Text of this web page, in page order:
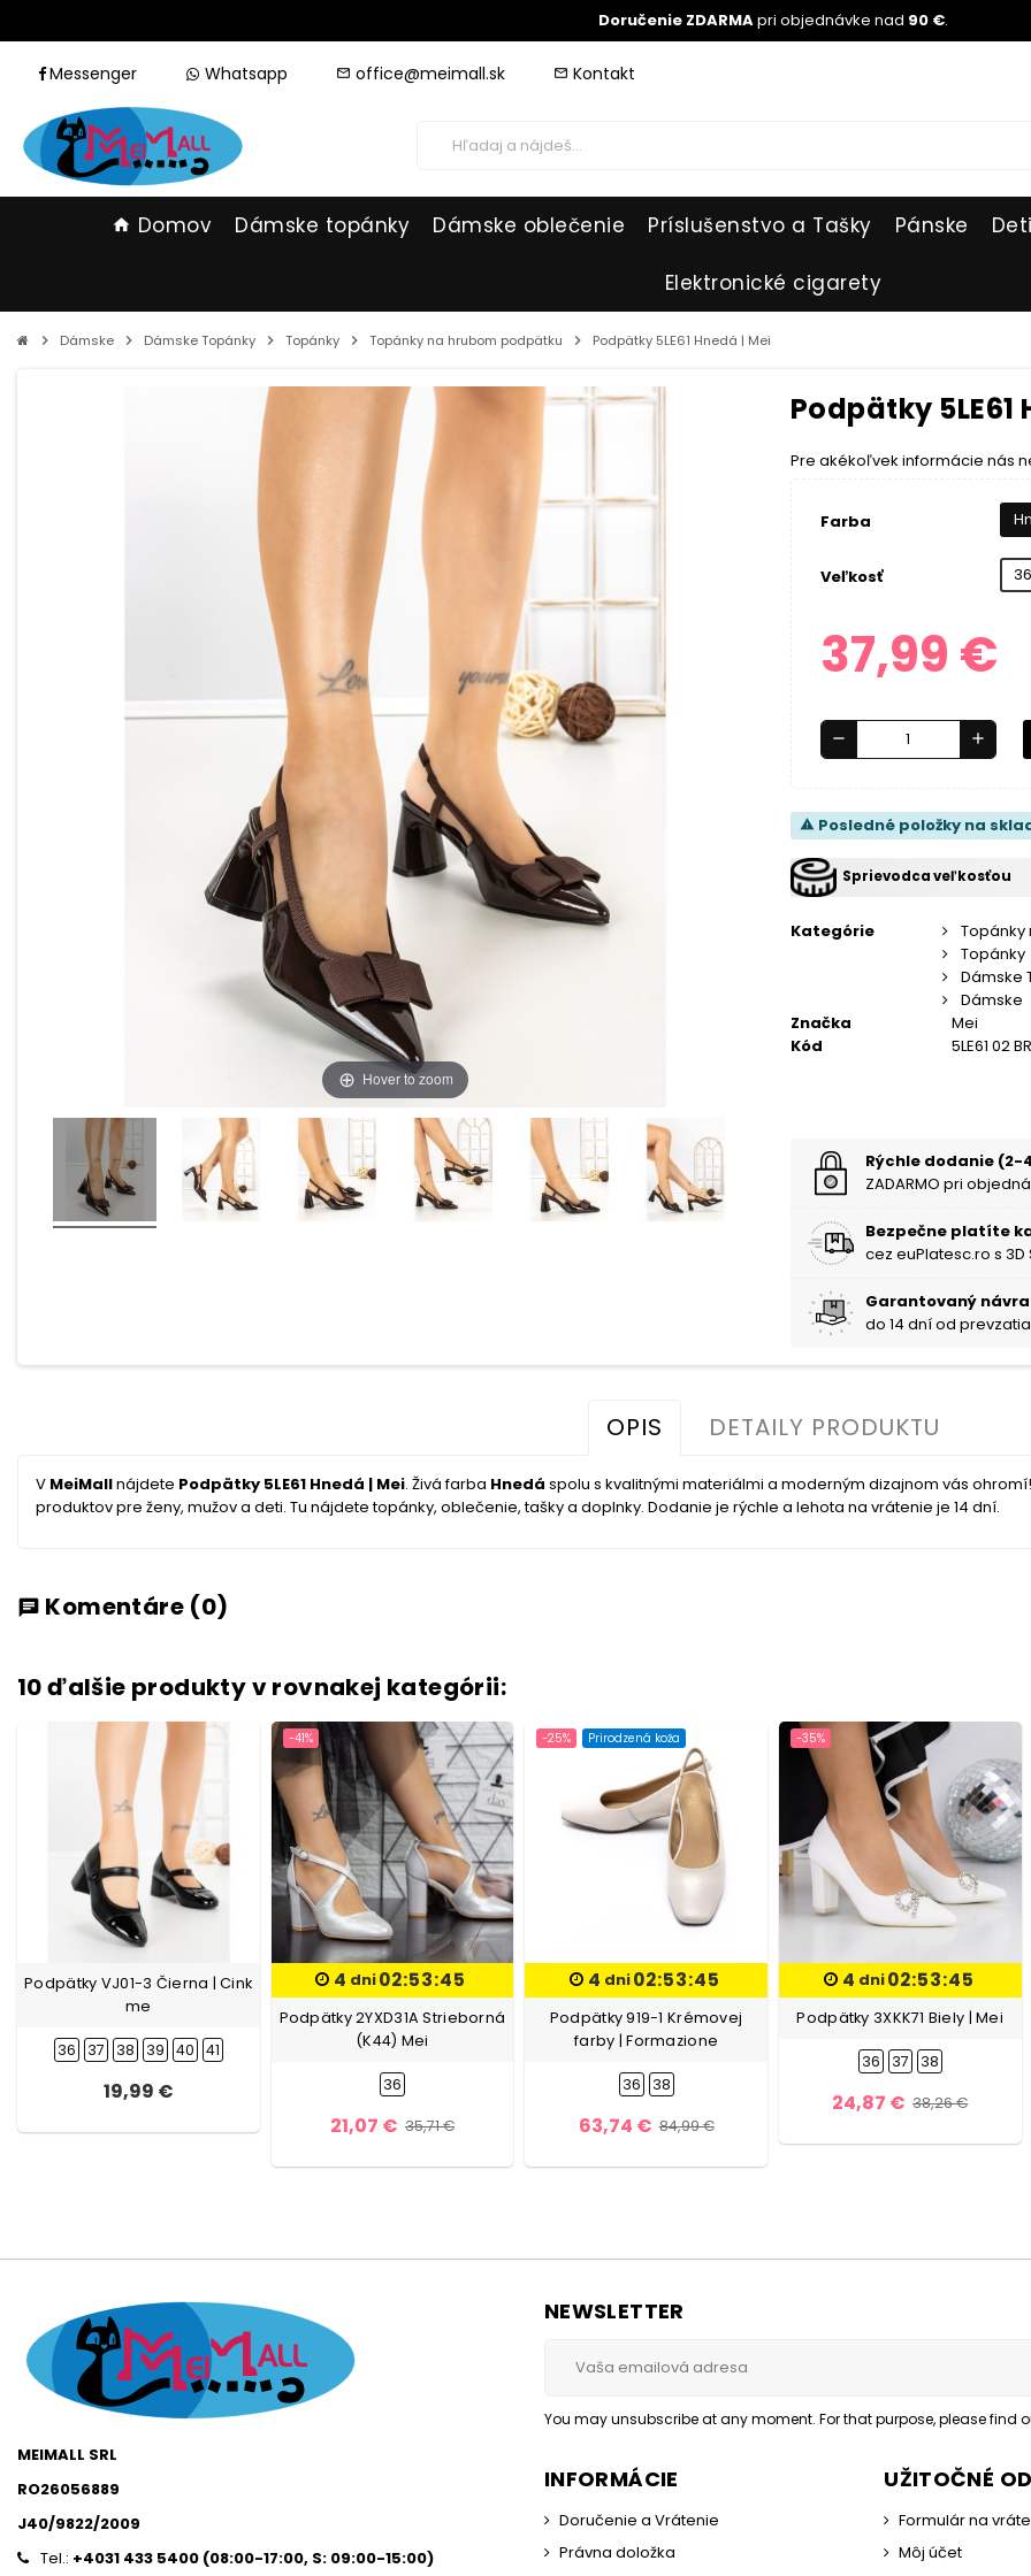
Doručenie ZDARMApri objednávke nad 90 €.
Messenger Whatsapp mail_outline office@meimall.sk mail_outline Kontakt
home Domov Dámske topánky Dámske oblečenie Príslušenstvo a Tašky Pánske Deti
Elektronické cigarety
chevron_right Dámske chevron_right Dámske Topánky chevron_right Topánky chevron_right Topánky na hrubom podpätku chevron_right Podpätky 5LE61 Hnedá | Mei
Hover to zoom
Podpätky 5LE61
Pre akékoľvek informácie nás
Farba
Veľkosť 36
37,99 €
remove add
warning Posledné položky na
Sprievodca veľkosťou
Kategórie
Topánky
Dámske
Dámske
Značka
Mei
Kód
5LE61 02
Rýchle dodanie (2-
ZADARMO pri
Bezpečne platíte
cez euPlatesc.ro s 3D
Garantovaný
do 14 dní od
OPIS DETAILY PRODUKTU
V MeiMallnájdete Podpätky 5LE61 Hnedá | Mei. Živá farba Hnedá spolu s kvalitnými materiálmi a moderným dizajnom vás ohromí!
produktov pre ženy, mužov a deti. Tu nájdete topánky, oblečenie, tašky a doplnky. Dodanie je rýchle a lehota na vrátenie je 14 dní.
chat Komentáre (0)
10 ďalšie produkty v rovnakej kategórii:
Podpätky VJ01-3 Čierna | Cink
me
36 37 38 39 40 41
19,99 €
-41%
4 dni02:53:45
Podpätky 2YXD31A Strieborná
(K44) Mei
36
21,07 € 35,71 €
-25% Prirodzená koža
4 dni02:53:45
Podpätky 919-1 Krémovej
farby | Formazione
36 38
63,74 € 84,99 €
-35%
4 dni02:53:45
Podpätky 3XKK71 Biely | Mei
36 37 38
24,87 € 38,26 €
MEIMALL SRL
RO26056889
J40/9822/2009
Tel.: +4031 433 5400 (08:00-17:00, S: 09:00-15:00)
NEWSLETTER
You may unsubscribe at any moment. For that purpose, please find
INFORMÁCIE
Doručenie a Vrátenie
Právna doložka
UŽITOČNÉ
Formulár na
Môj účet